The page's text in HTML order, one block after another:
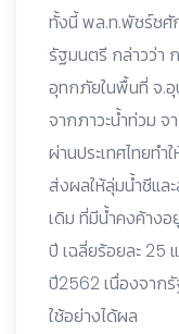
ทั้งนี้ พล.ท.พัชร์ชศั
รัฐมนตรี กล่าวว่า
อุทกภัยในพื้นที่ จ.อุ
จากภาวะน้ำท่วม
ผ่านประเทศไทยท
ส่งผลให้ลุ่มน้ำชีแล
เดิม ที่มีน้ำคงค้าง
ปี เฉลี่ยร้อยละ 25
ปี2562 เนื่องจาก
ใช้อย่างได้ผล